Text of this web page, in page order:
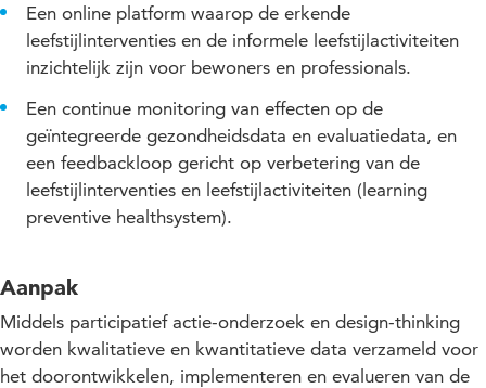
Een online platform waarop de erkende
leefstijlinterventies en de informele leefstijlactiviteiten
inzichtelijk zijn voor bewoners en professionals.
Een continue monitoring van effecten op de
geïntegreerde gezondheidsdata en evaluatiedata, en
een feedbackloop gericht op verbetering van de
leefstijlinterventies en leefstijlactiviteiten (learning
preventive healthsystem).
Aanpak
Middels participatief actie-onderzoek en design-thinking
worden kwalitatieve en kwantitatieve data verzameld voor
het doorontwikkelen, implementeren en evalueren van de